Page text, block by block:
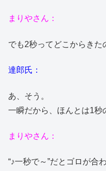
まりやさん：
でも2秒ってどこからきた
達郎氏：
あ、そう。
一瞬だから、ほんとは1秒
まりやさん：
“♪一秒で～”だとゴロが合